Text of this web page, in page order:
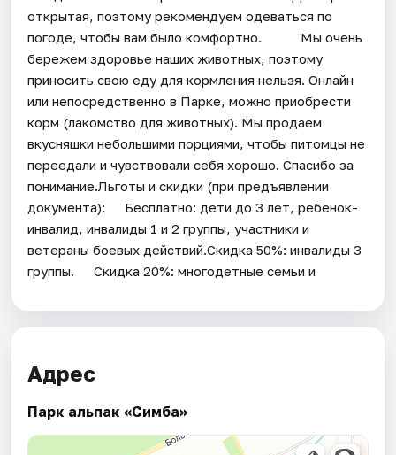
открытая, поэтому рекомендуем одеваться по
погоде, чтобы вам было комфортно.⠀⠀⠀⠀Мы очень
бережем здоровье наших животных, поэтому
приносить свою еду для кормления нельзя. Онлайн
или непосредственно в Парке, можно приобрести
корм (лакомство для животных). Мы продаем
вкусняшки небольшими порциями, чтобы питомцы не
переедали и чувствовали себя хорошо. Спасибо за
понимание.Льготы и скидки (при предъявлении
документа):⠀⠀Бесплатно: дети до 3 лет, ребенок-
инвалид, инвалиды 1 и 2 группы, участники и
ветераны боевых действий.Скидка 50%: инвалиды 3
группы.⠀⠀Скидка 20%: многодетные семьи и
Адрес
Парк альпак «Симба»